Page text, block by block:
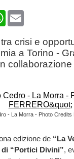
WhatsApp
Email
crisi e
a Torino -
collaborazione
- La Morra - Photo Credits
edizione de“La
“Portici Divini”,